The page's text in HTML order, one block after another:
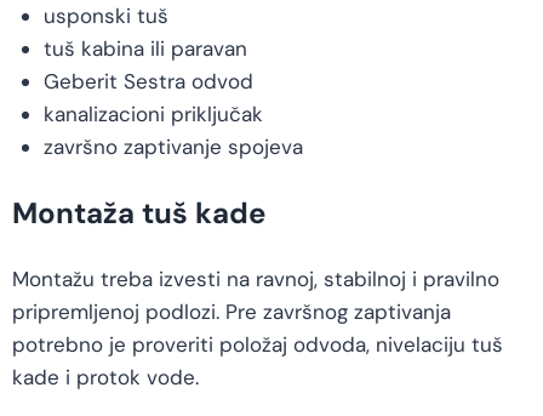
usponski tuš
tuš kabina ili paravan
Geberit Sestra odvod
kanalizacioni priključak
završno zaptivanje spojeva
Montaža tuš kade
Montažu treba izvesti na ravnoj, stabilnoj i pravilno
pripremljenoj podlozi. Pre završnog zaptivanja
potrebno je proveriti položaj odvoda, nivelaciju tuš
kade i protok vode.